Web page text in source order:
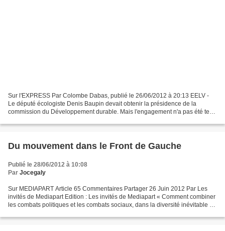
Sur l'EXPRESS Par Colombe Dabas, publié le 26/06/2012 à 20:13 EELV -
Le député écologiste Denis Baupin devait obtenir la présidence de la
commission du Développement durable. Mais l'engagement n'a pas été tenu
Du mouvement dans le Front de Gauche
Publié le 28/06/2012 à 10:08
Par Jocegaly
Sur MEDIAPART Article 65 Commentaires Partager 26 Juin 2012 Par Les
invités de Mediapart Edition : Les invités de Mediapart « Comment combiner
les combats politiques et les combats sociaux, dans la diversité inévitable et